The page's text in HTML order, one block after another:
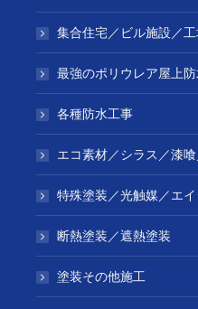
集合住宅／ビル施設／
最強のポリウレア屋上防
各種防水工事
エコ素材／シラス／漆
特殊塗装／光触媒／エ
断熱塗装／遮熱塗装
塗装その他施工